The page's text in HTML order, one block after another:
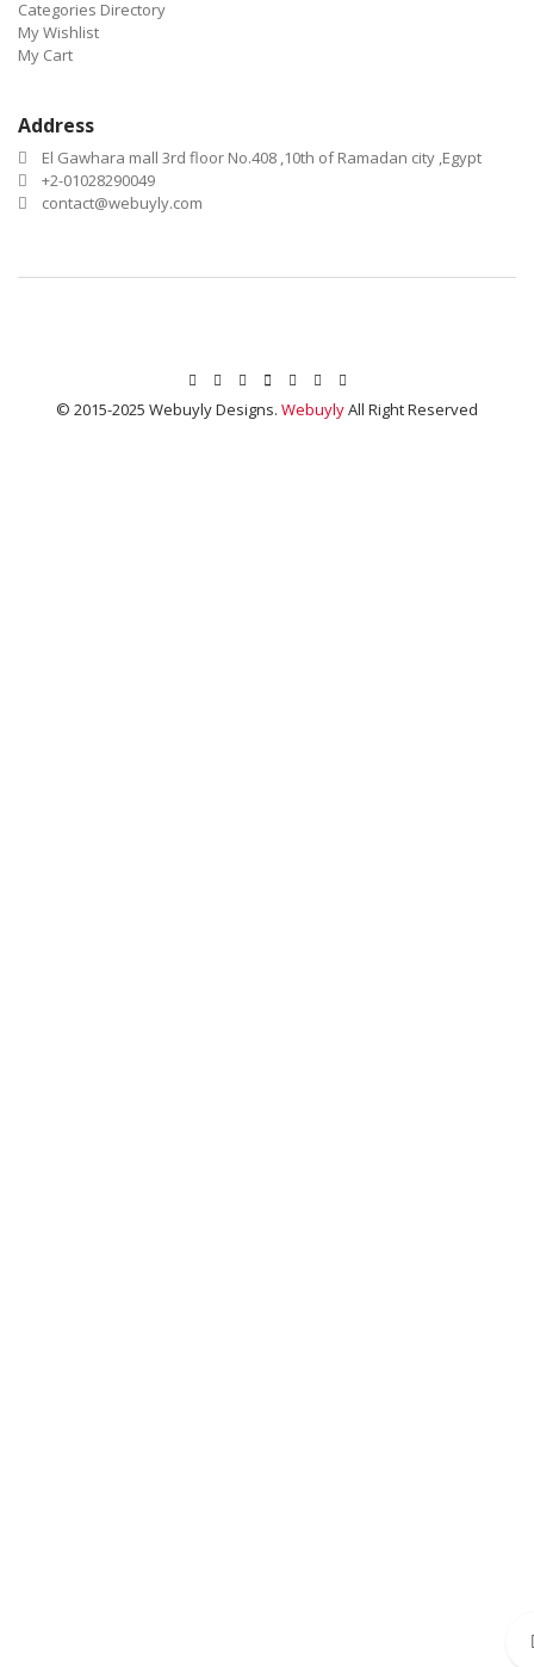
Categories Directory
My Wishlist
My Cart
Address
El Gawhara mall 3rd floor No.408 ,10th of Ramadan city ,Egypt
+2-01028290049
contact@webuyly.com
© 2015-2025 Webuyly Designs. WebuylyAll Right Reserved